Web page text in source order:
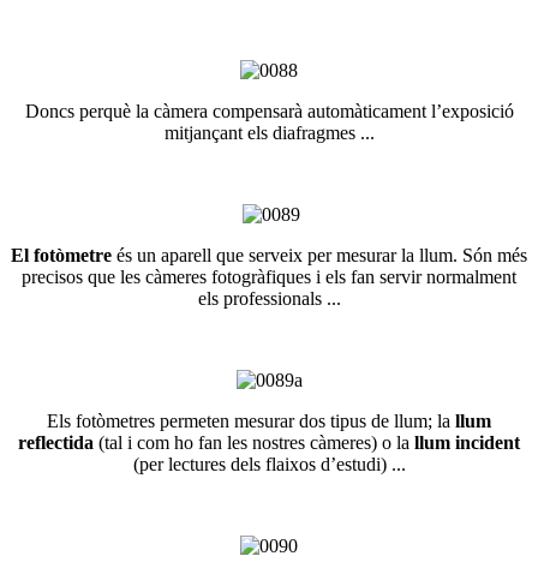
Doncs perquè la càmera compensarà automàticament l’exposició
mitjançant els diafragmes ...
El fotòmetre és un aparell que serveix per mesurar la llum. Són més
precisos que les càmeres fotogràfiques i els fan servir normalment
els professionals ...
Els fotòmetres permeten mesurar dos tipus de llum; la llum
reflectida (tal i com ho fan les nostres càmeres) o la llum incident
(per lectures dels flaixos d’estudi) ...